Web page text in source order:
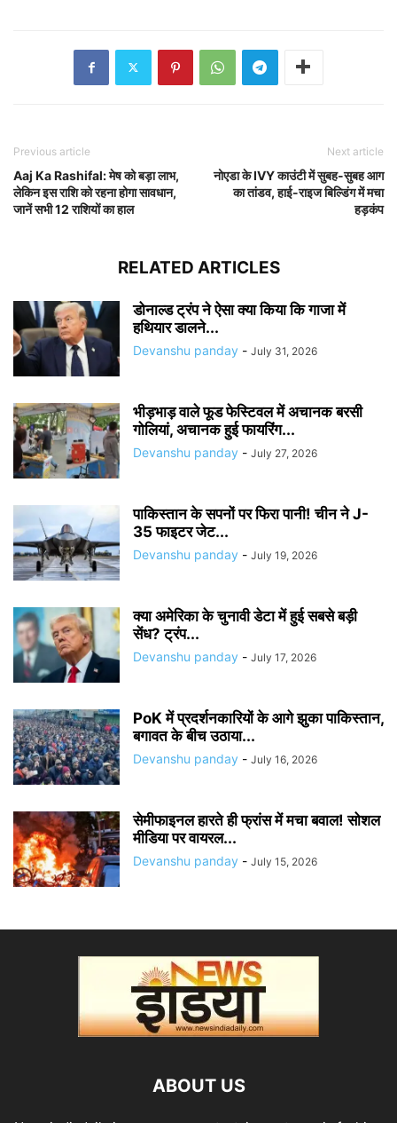
Previous article
Aaj Ka Rashifal: मेष को बड़ा लाभ,
लेकिन इस राशि को रहना होगा सावधान,
जानें सभी 12 राशियों का हाल
Next article
नोएडा के IVY काउंटी में सुबह-सुबह आग
का तांडव, हाई-राइज बिल्डिंग में मचा
हड़कंप
RELATED ARTICLES
डोनाल्ड ट्रंप ने ऐसा क्या किया कि गाजा में
हथियार डालने...
Devanshu panday - July 31, 2026
भीड़भाड़ वाले फूड फेस्टिवल में अचानक बरसी
गोलियां, अचानक हुई फायरिंग...
Devanshu panday - July 27, 2026
पाकिस्तान के सपनों पर फिरा पानी! चीन ने J-
35 फाइटर जेट...
Devanshu panday - July 19, 2026
क्या अमेरिका के चुनावी डेटा में हुई सबसे बड़ी
सेंध? ट्रंप...
Devanshu panday - July 17, 2026
PoK में प्रदर्शनकारियों के आगे झुका पाकिस्तान,
बगावत के बीच उठाया...
Devanshu panday - July 16, 2026
सेमीफाइनल हारते ही फ्रांस में मचा बवाल! सोशल
मीडिया पर वायरल...
Devanshu panday - July 15, 2026
ABOUT US